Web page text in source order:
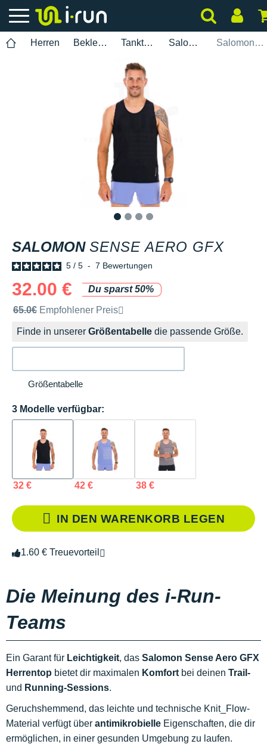
Herren Bekleidung Tanktops Salomon Salomon Sense Aero GFX
SALOMON SENSE AERO GFX
5 / 5 - 7 Bewertungen
32.00 €
Du sparst 50%
Unverbindliche Preisempfehlung der Marke
65.0€ Empfohlener Preis
Finde in unserer Größentabelle die passende Größe.
Größentabelle
3 Modelle verfügbar:
32 € 42 € 38 €
IN DEN WARENKORB LEGEN
1.60 € Treuevorteil
Die Meinung des i-Run-
Teams
Ein Garant für Leichtigkeit, das Salomon Sense Aero GFX
Herrentop bietet dir maximalen Komfort bei deinen Trail-
und Running-Sessions.
Geruchshemmend, das leichte und technische Knit_Flow-
Material verfügt über antimikrobielle Eigenschaften, die dir
ermöglichen, in einer gesunden Umgebung zu laufen.